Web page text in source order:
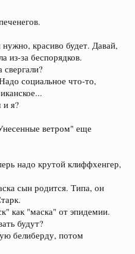
красиво будет. Давай,
из-за беспорядков.
социальное что-то,
я?
ветром" еще
надо крутой клиффхенгер,
сын родится. Типа, он
как "маска" от эпидемии.
будут?
белиберду, потом